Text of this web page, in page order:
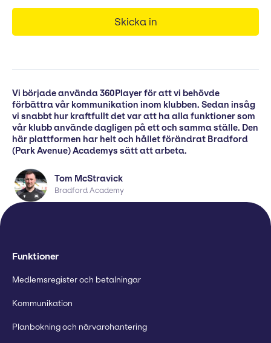
Vi började använda 360Player för att vi behövde
förbättra vår kommunikation inom klubben. Sedan insåg
vi snabbt hur kraftfullt det var att ha alla funktioner som
vår klubb använde dagligen på ett och samma ställe. Den
här plattformen har helt och hållet förändrat Bradford
(Park Avenue) Academys sätt att arbeta.
Tom McStravick
Bradford Academy
Funktioner
Medlemsregister och betalningar
Kommunikation
Planbokning och närvarohantering